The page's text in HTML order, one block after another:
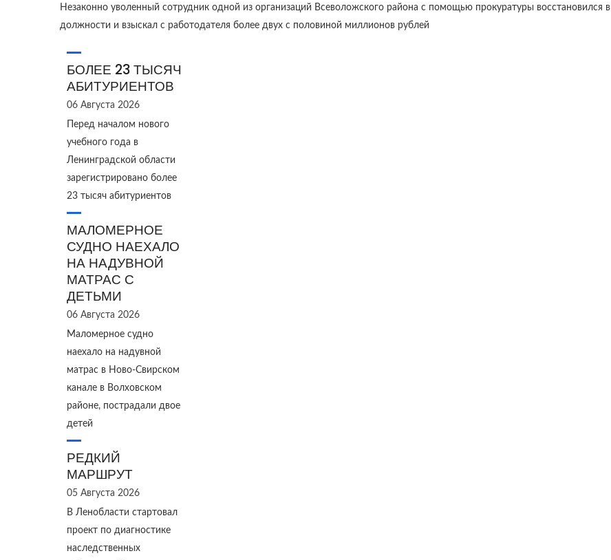
Незаконно уволенный сотрудник одной из организаций Всеволожского района с помощью прокуратуры восстановился в
должности и взыскал с работодателя более двух с половиной миллионов рублей
БОЛЕЕ 23 ТЫСЯЧ
АБИТУРИЕНТОВ
06 Августа 2026
Перед началом нового
учебного года в
Ленинградской области
зарегистрировано более
23 тысяч абитуриентов
МАЛОМЕРНОЕ
СУДНО НАЕХАЛО
НА НАДУВНОЙ
МАТРАС С
ДЕТЬМИ
06 Августа 2026
Маломерное судно
наехало на надувной
матрас в Ново‑Свирском
канале в Волховском
районе, пострадали двое
детей
РЕДКИЙ
МАРШРУТ
05 Августа 2026
В Ленобласти стартовал
проект по диагностике
наследственных